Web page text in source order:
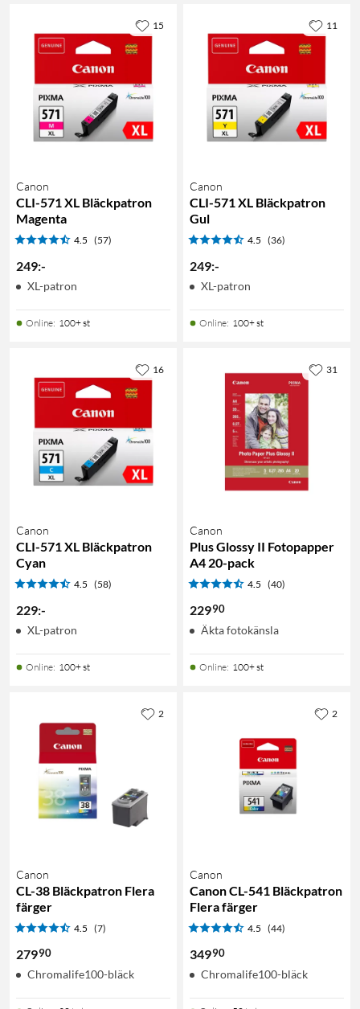
Canon
CLI-571 XL Bläckpatron
Magenta
4.5 (57)
249:-
XL-patron
Online: 100+ st
15
Canon
CLI-571 XL Bläckpatron
Gul
4.5 (36)
249:-
XL-patron
Online: 100+ st
11
Canon
CLI-571 XL Bläckpatron
Cyan
4.5 (58)
229:-
XL-patron
Online: 100+ st
16
Canon
Plus Glossy II Fotopapper
A4 20-pack
4.5 (40)
22990
Äkta fotokänsla
Online: 100+ st
31
Canon
CL-38 Bläckpatron Flera
färger
4.5 (7)
27990
Chromalife100-bläck
2
Canon
Canon CL-541 Bläckpatron
Flera färger
4.5 (44)
34990
Chromalife100-bläck
2